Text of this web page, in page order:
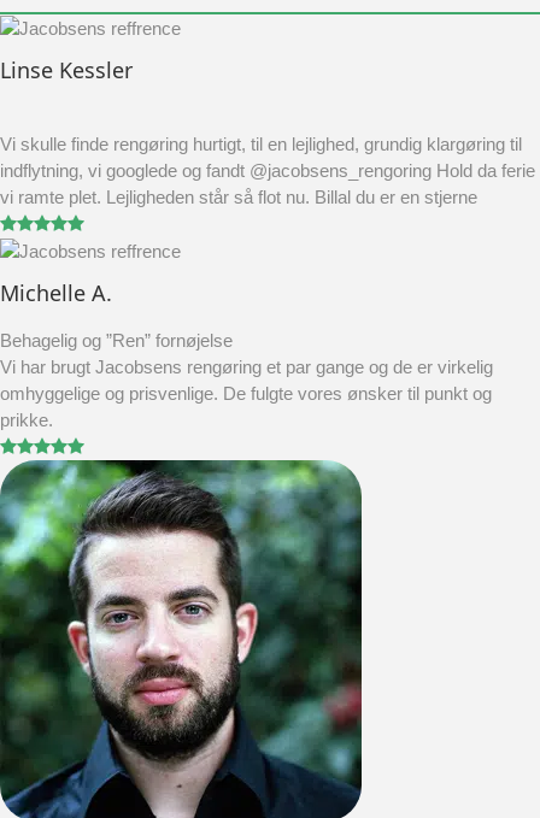
Linse Kessler
Vi skulle finde rengøring hurtigt, til en lejlighed, grundig klargøring til
indflytning, vi googlede og fandt @jacobsens_rengoring Hold da ferie
vi ramte plet. Lejligheden står så flot nu. Billal du er en stjerne
Michelle A.
Behagelig og ”Ren” fornøjelse
Vi har brugt Jacobsens rengøring et par gange og de er virkelig
omhyggelige og prisvenlige. De fulgte vores ønsker til punkt og
prikke.